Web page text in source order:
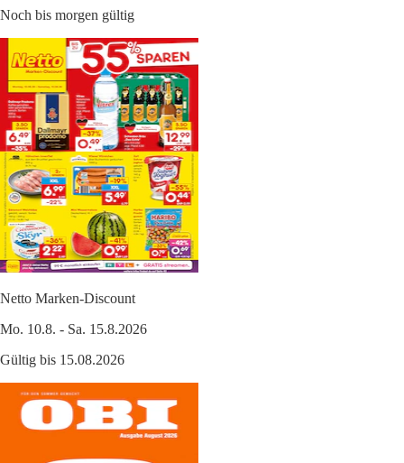
Noch bis morgen gültig
Netto Marken-Discount
Mo. 10.8. - Sa. 15.8.2026
Gültig bis 15.08.2026